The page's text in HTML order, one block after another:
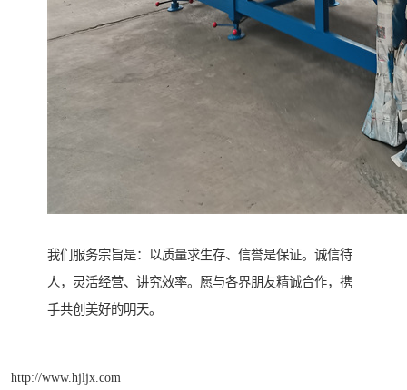
我们服务宗旨是：以质量求生存、信誉是保证。诚信待
人，灵活经营、讲究效率。愿与各界朋友精诚合作，携
手共创美好的明天。
http://www.hjljx.com